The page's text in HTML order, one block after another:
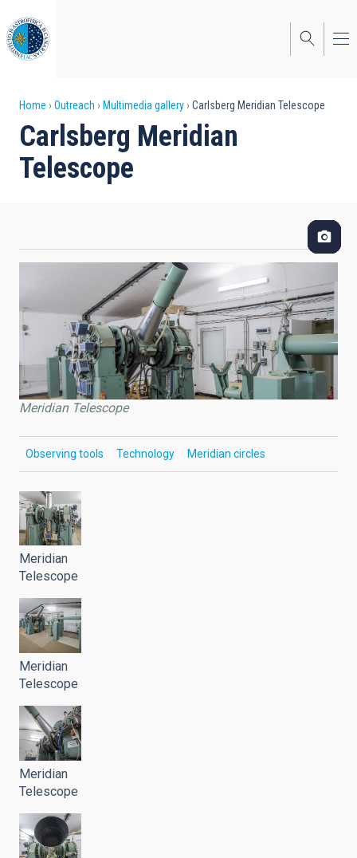
to
main
content
Breadcrumb
Home Outreach Multimedia gallery Carlsberg Meridian Telescope
Carlsberg Meridian
Telescope
Meridian Telescope
Observing tools Technology Meridian circles
Meridian
Telescope
Meridian
Telescope
Meridian
Telescope